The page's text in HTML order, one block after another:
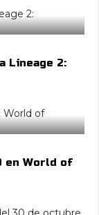
Lineage 2:
en World of